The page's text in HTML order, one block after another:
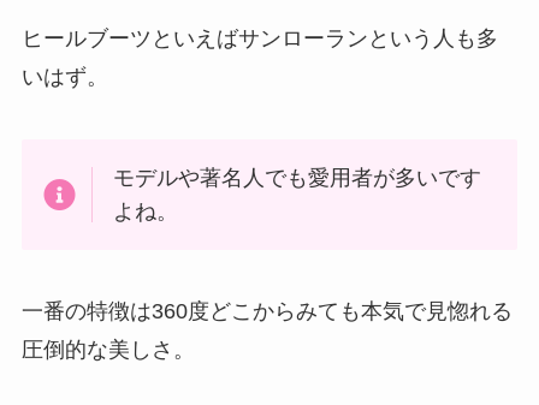
ヒールブーツといえばサンローランという人も多
いはず。
モデルや著名人でも愛用者が多いです
よね。
一番の特徴は360度どこからみても本気で見惚れる
圧倒的な美しさ。